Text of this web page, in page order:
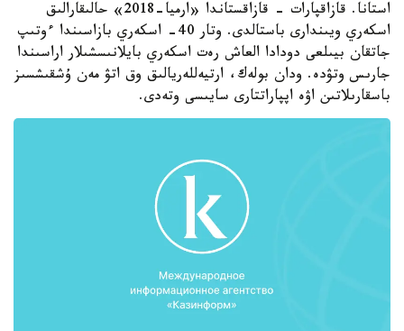
استانا. قازاقپارات - قازاقستاندا «ارميا-2018» حالىقارالىق
اسكەري ويىندارى باستالدى. وتار 40- اسكەري بازاسىندا ءوتىپ
جاتقان بيىلعى دودادا العاش رەت اسكەري بايلانىسشىلار اراسىندا
جارىس وتۋدە. ودان بولەك، ارتيەللەريالىق وق اتۋ مەن ۇشقىشسىز
باسقارىلاتىن اۋە اپپاراتتارى سايىسى وتەدى.